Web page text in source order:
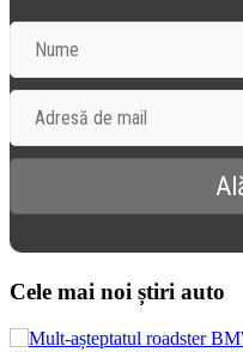
Cele mai noi știri auto